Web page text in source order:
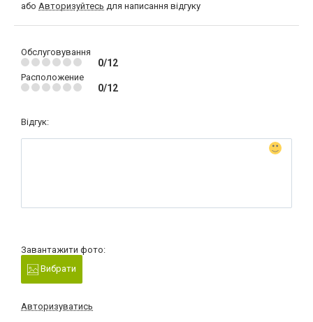
або Авторизуйтесь для написання відгуку
Обслуговування
0/12
Расположение
0/12
Відгук:
Завантажити фото:
Вибрати
Авторизуватись